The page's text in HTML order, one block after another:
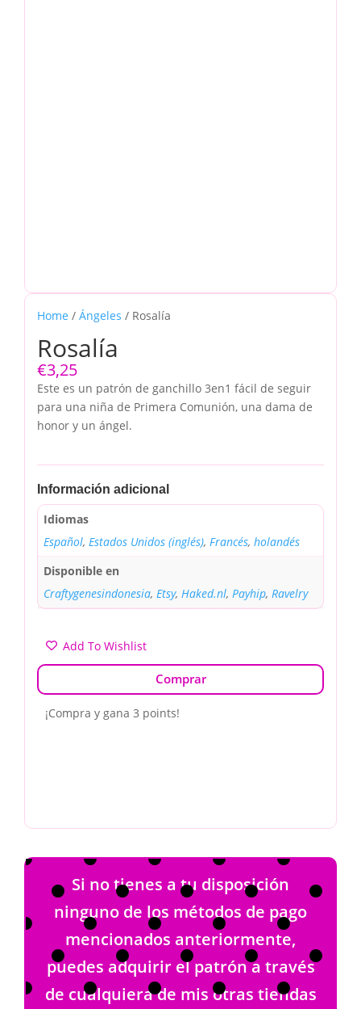
Home / Ángeles / Rosalía
Rosalía
€3,25
Este es un patrón de ganchillo 3en1 fácil de seguir
para una niña de Primera Comunión, una dama de
honor y un ángel.
Información adicional
Idiomas
Español, Estados Unidos (inglés), Francés, holandés
Disponible en
Craftygenesindonesia, Etsy, Haked.nl, Payhip, Ravelry
Add To Wishlist
Comprar
¡Compra y gana 3 points!
Si no tienes a tu disposición
ninguno de los métodos de pago
mencionados anteriormente,
puedes adquirir el patrón a través
de cualquiera de mis otras tiendas